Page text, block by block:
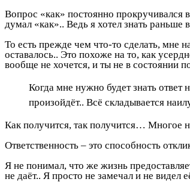
Вопрос «как» постоянно прокручивался
думал «как».. Ведь я хотел знать раньше
То есть прежде чем что-то сделать, мне
оставалось.. Это похоже на то, как
вообще не хочется, и ты не в состоянии
Когда мне нужно будет знать
произойдёт.. Всё складывается
Как получится, так получится… Многое
Ответственность – это способность
Я не понимал, что же жизнь
не даёт.. Я просто не замечал и не видел